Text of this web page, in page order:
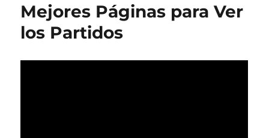
Mejores Páginas para Ver
los Partidos